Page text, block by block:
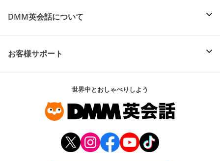
DMM英会話について
お客様サポート
世界中とおしゃべりしよう